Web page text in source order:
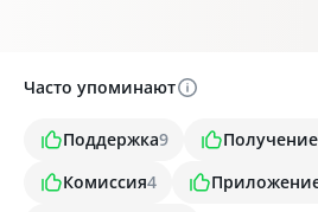
Часто упоминают
Поддержка9 Получение
Комиссия4